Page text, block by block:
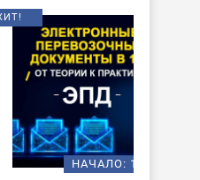
НОВИНКА
18.08.2026